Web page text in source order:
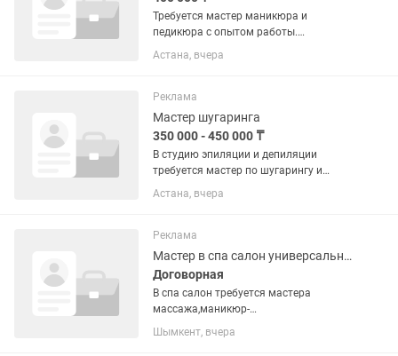
Требуется мастер маникюра и
педикюра с опытом работы.
Дополнительно приветствуется
навыки шугаринга, наращивание
наработанная клиентская база.
Астана, вчера
Реклама
Мастер шугаринга
350 000 - 450 000 ₸
В студию эпиляции и депиляции
требуется мастер по шугарингу и
воску( с опытом) Возраст 22-35.
Общительная. Ежедневная оплата Так
эпиляции, на лазер обучаем сами.
Астана, вчера
Реклама
Мастер в спа салон универсальный
Договорная
В спа салон требуется мастера
массажа,маникюр-
педикюра,шугаринг,косметолог,японск
Шымкент, вчера